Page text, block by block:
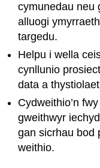
cymunedau neu
alluogi
targedu.
Helpu i wella
cynllunio
data a
Cydweithio’n
gweithwyr
gan sicrhau bod
weithio.